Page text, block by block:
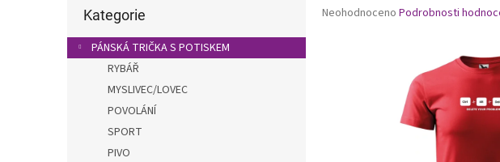
r
a
kategorie
Kategorie
PÁNSKÁ TRIČKA S POTISKEM
RYBÁŘ
MYSLIVEC/LOVEC
POVOLÁNÍ
SPORT
PIVO
Průměrné
Neohodnoceno Podrobnosti